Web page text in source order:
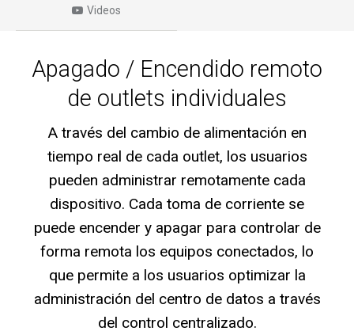
Videos
Apagado / Encendido remoto
de outlets individuales
A través del cambio de alimentación en
tiempo real de cada outlet, los usuarios
pueden administrar remotamente cada
dispositivo. Cada toma de corriente se
puede encender y apagar para controlar de
forma remota los equipos conectados, lo
que permite a los usuarios optimizar la
administración del centro de datos a través
del control centralizado.